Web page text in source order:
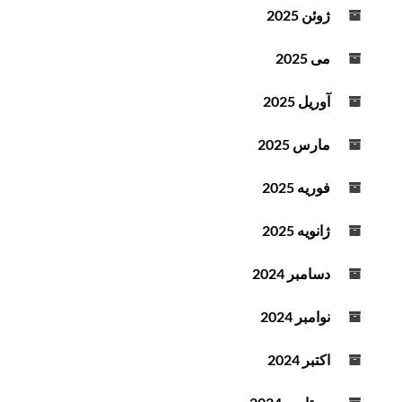
ژوئن 2025
می 2025
آوریل 2025
مارس 2025
فوریه 2025
ژانویه 2025
دسامبر 2024
نوامبر 2024
اکتبر 2024